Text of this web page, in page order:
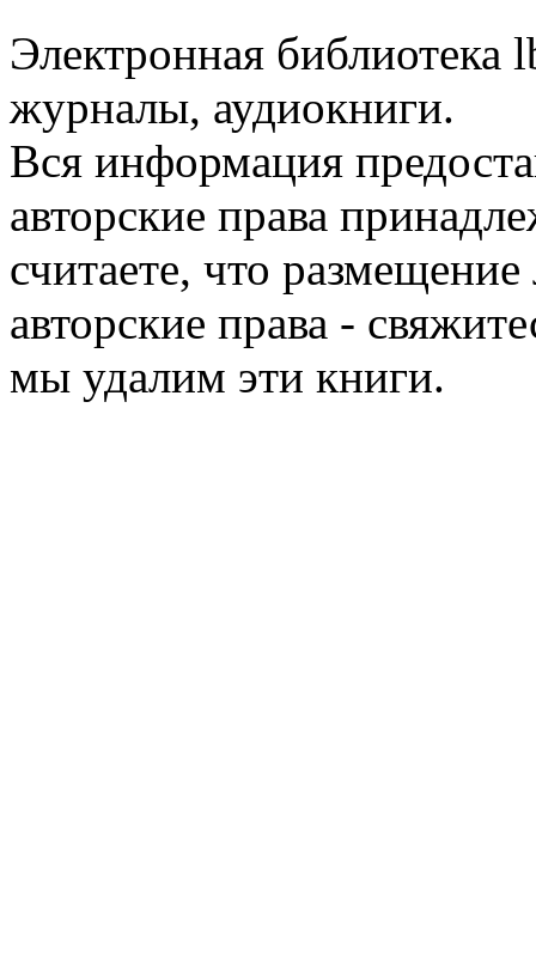
Электронная библиотека
журналы, аудиокниги.
Вся информация
авторские права
считаете, что
авторские права -
мы удалим эти книги.